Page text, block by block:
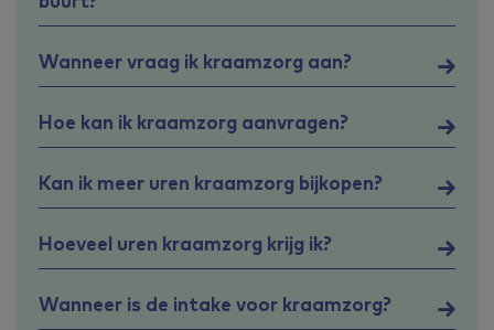
Wanneer vraag ik kraamzorg aan?
Hoe kan ik kraamzorg aanvragen?
Kan ik meer uren kraamzorg bijkopen?
Hoeveel uren kraamzorg krijg ik?
Wanneer is de intake voor kraamzorg?